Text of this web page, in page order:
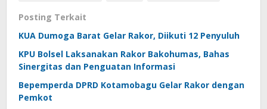
Posting Terkait
KUA Dumoga Barat Gelar Rakor, Diikuti 12 Penyuluh
KPU Bolsel Laksanakan Rakor Bakohumas, Bahas
Sinergitas dan Penguatan Informasi
Bepemperda DPRD Kotamobagu Gelar Rakor dengan
Pemkot